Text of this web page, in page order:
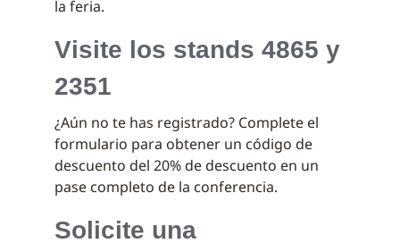
la feria.
Visite los stands 4865 y
2351
¿Aún no te has registrado? Complete el
formulario para obtener un código de
descuento del 20% de descuento en un
pase completo de la conferencia.
Solicite una